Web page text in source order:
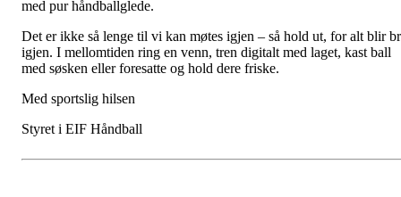
med pur håndballglede.
Det er ikke så lenge til vi kan møtes igjen – så hold ut, for alt blir
igjen. I mellomtiden ring en venn, tren digitalt med laget, kast ball
med søsken eller foresatte og hold dere friske.
Med sportslig hilsen
Styret i EIF Håndball